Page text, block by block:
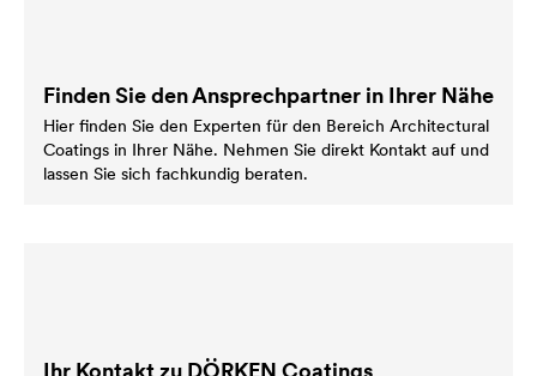
Finden Sie den Ansprechpartner in Ihrer Nähe
Hier finden Sie den Experten für den Bereich Architectural
Coatings in Ihrer Nähe. Nehmen Sie direkt Kontakt auf und
lassen Sie sich fachkundig beraten.